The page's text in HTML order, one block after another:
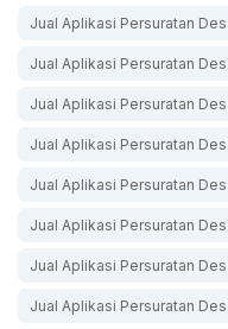
Jual Aplikasi Persuratan
Jual Aplikasi Persuratan
Jual Aplikasi Persuratan
Jual Aplikasi Persuratan
Jual Aplikasi Persuratan
Jual Aplikasi Persuratan
Jual Aplikasi Persuratan
Jual Aplikasi Persuratan